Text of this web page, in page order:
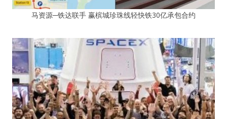
马资源─铁达联手 赢槟城珍珠线轻快铁30亿承包合约